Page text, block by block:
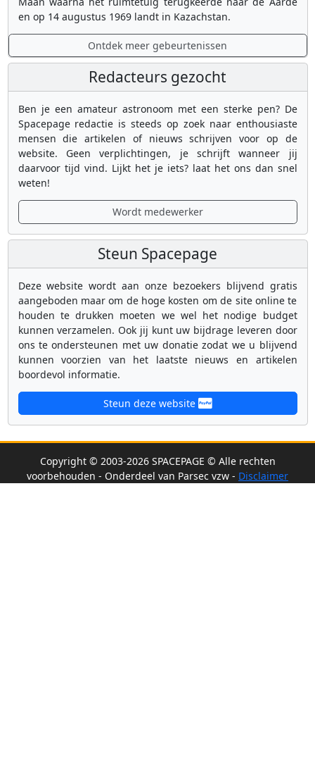
en op 14 augustus 1969 landt in Kazachstan.
Ontdek meer gebeurtenissen
Redacteurs gezocht
Ben je een amateur astronoom met een sterke pen? De
Spacepage redactie is steeds op zoek naar enthousiaste
mensen die artikelen of nieuws schrijven voor op de
website. Geen verplichtingen, je schrijft wanneer jij
daarvoor tijd vind. Lijkt het je iets? laat het ons dan snel
weten!
Wordt medewerker
Steun Spacepage
Deze website wordt aan onze bezoekers blijvend gratis
aangeboden maar om de hoge kosten om de site online te
houden te drukken moeten we wel het nodige budget
kunnen verzamelen. Ook jij kunt uw bijdrage leveren door
ons te ondersteunen met uw donatie zodat we u blijvend
kunnen voorzien van het laatste nieuws en artikelen
boordevol informatie.
Steun deze website
Copyright © 2003-2026 SPACEPAGE © Alle rechten
voorbehouden - Onderdeel van Parsec vzw - Disclaimer